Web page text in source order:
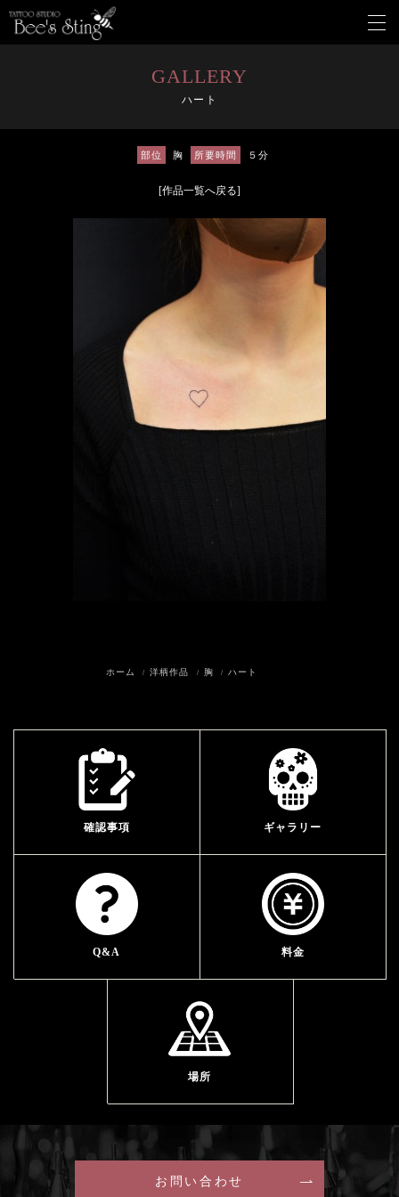
メ
ニ
GALLERY
ハート
部位 胸 所要時間 ５分
ホーム 洋柄作品 胸 ハート
確認事項 ギャラリー
Q&A 料金
場所
お問い合わせ